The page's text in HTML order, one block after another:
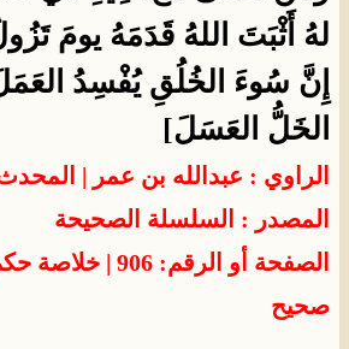
لهُ أَثْبَتَ اللهُ قَدَمَهُ يومَ
إِنَّ سُوءَ الخُلُقِ يُفْسِدُ
الخَلُّ العَسَلَ]
الراوي : عبدالله بن عمر | المحدث
المصدر : السلسلة الصحيحة
الصفحة أو الرقم:
صحيح